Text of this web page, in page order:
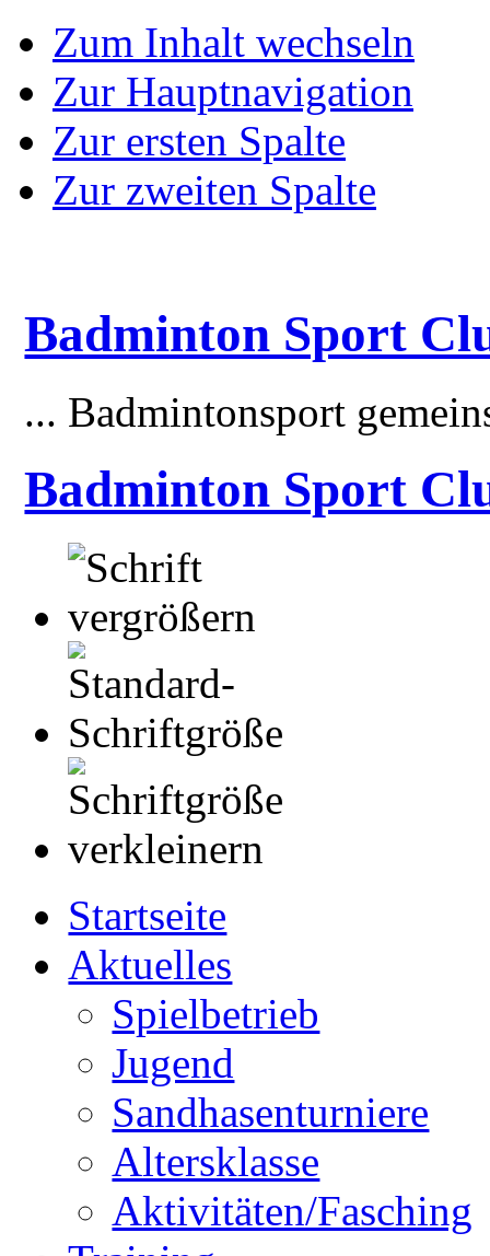
Zum Inhalt wechseln
Zur Hauptnavigation
Zur ersten Spalte
Zur zweiten Spalte
Badminton Sport
... Badmintonsport
Badminton Sport
Startseite
Aktuelles
Spielbetrieb
Jugend
Sandhasenturniere
Altersklasse
Aktivitäten/Fasching